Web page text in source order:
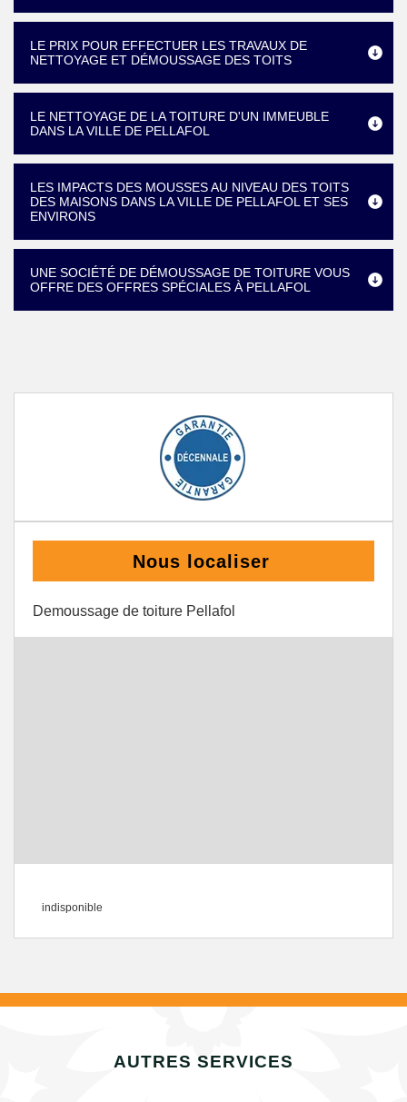
LE PRIX POUR EFFECTUER LES TRAVAUX DE
NETTOYAGE ET DÉMOUSSAGE DES TOITS
LE NETTOYAGE DE LA TOITURE D'UN IMMEUBLE
DANS LA VILLE DE PELLAFOL
LES IMPACTS DES MOUSSES AU NIVEAU DES TOITS
DES MAISONS DANS LA VILLE DE PELLAFOL ET SES
ENVIRONS
UNE SOCIÉTÉ DE DÉMOUSSAGE DE TOITURE VOUS
OFFRE DES OFFRES SPÉCIALES À PELLAFOL
Nous localiser
Demoussage de toiture Pellafol
indisponible
AUTRES SERVICES